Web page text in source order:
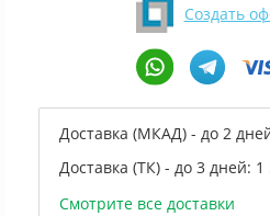
Создать
Доставка (МКАД) - до 2
Доставка (ТК) - до 3 дней: 1
Смотрите все доставки